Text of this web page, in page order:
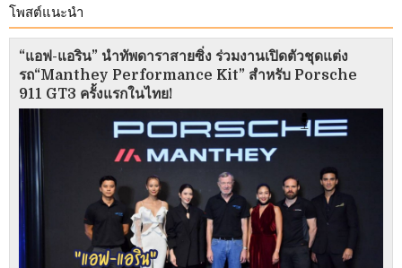
โพสต์แนะนำ
“แอฟ-แอริน” นำทัพดาราสายซิ่ง ร่วมงานเปิดตัวชุดแต่ง
รถ“Manthey Performance Kit” สำหรับ Porsche
911 GT3 ครั้งแรกในไทย!